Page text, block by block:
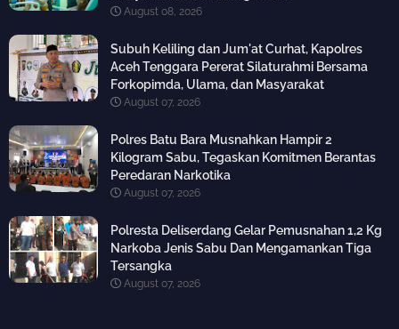
August 08, 2026
Subuh Keliling dan Jum'at Curhat, Kapolres
Aceh Tenggara Pererat Silaturahmi Bersama
Forkopimda, Ulama, dan Masyarakat
August 07, 2026
Polres Batu Bara Musnahkan Hampir 2
Kilogram Sabu, Tegaskan Komitmen Berantas
Peredaran Narkotika
August 07, 2026
Polresta Deliserdang Gelar Pemusnahan 1,2 Kg
Narkoba Jenis Sabu Dan Mengamankan Tiga
Tersangka
August 07, 2026